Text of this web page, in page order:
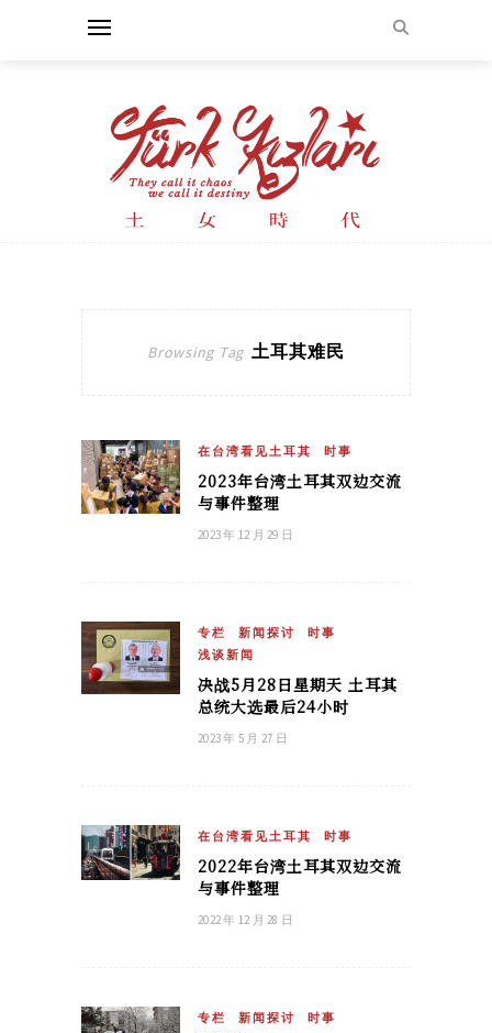
Browsing Tag 土耳其难民
在台湾看见土耳其 时事
2023年台湾土耳其双边交流
与事件整理
2023 年 12 月 29 日
专栏 新闻探讨
时事
浅谈新闻
决战5月28日星期天 土耳其
总统大选最后24小时
2023 年 5 月 27 日
在台湾看见土耳其 时事
2022年台湾土耳其双边交流
与事件整理
2022 年 12 月 28 日
专栏 新闻探讨
时事